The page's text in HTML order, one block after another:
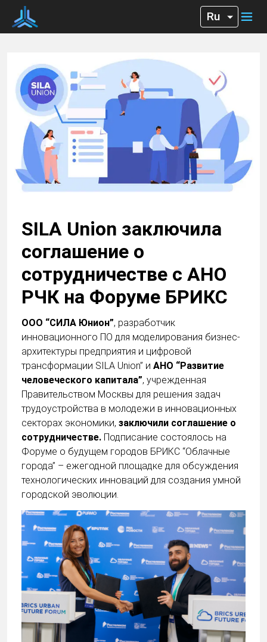
SILA Union заключила
соглашение о
сотрудничестве с АНО
РЧК на Форуме БРИКС
ООО “СИЛА Юнион”, разработчик
инновационного ПО для моделирования бизнес-
архитектуры предприятия и цифровой
трансформации SILA Union” и АНО “Развитие
человеческого капитала”, учрежденная
Правительством Москвы для решения задач
трудоустройства в молодежи в инновационных
секторах экономики, заключили соглашение о
сотрудничестве. Подписание состоялось на
Форуме о будущем городов БРИКС “Облачные
города” – ежегодной площадке для обсуждения
технологических инноваций для создания умной
городской эволюции.